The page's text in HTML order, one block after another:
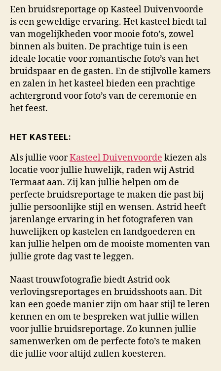
Een bruidsreportage op Kasteel Duivenvoorde
is een geweldige ervaring. Het kasteel biedt tal
van mogelijkheden voor mooie foto’s, zowel
binnen als buiten. De prachtige tuin is een
ideale locatie voor romantische foto’s van het
bruidspaar en de gasten. En de stijlvolle kamers
en zalen in het kasteel bieden een prachtige
achtergrond voor foto’s van de ceremonie en
het feest.
HET KASTEEL:
Als jullie voorKasteel Duivenvoorde kiezen als
locatie voor jullie huwelijk, raden wij Astrid
Termaat aan. Zij kan jullie helpen om de
perfecte bruidsreportage te maken die past bij
jullie persoonlijke stijl en wensen. Astrid heeft
jarenlange ervaring in het fotograferen van
huwelijken op kastelen en landgoederen en
kan jullie helpen om de mooiste momenten van
jullie grote dag vast te leggen.
Naast trouwfotografie biedt Astrid ook
verlovingsreportages en bruidsshoots aan. Dit
kan een goede manier zijn om haar stijl te leren
kennen en om te bespreken wat jullie willen
voor jullie bruidsreportage. Zo kunnen jullie
samenwerken om de perfecte foto’s te maken
die jullie voor altijd zullen koesteren.